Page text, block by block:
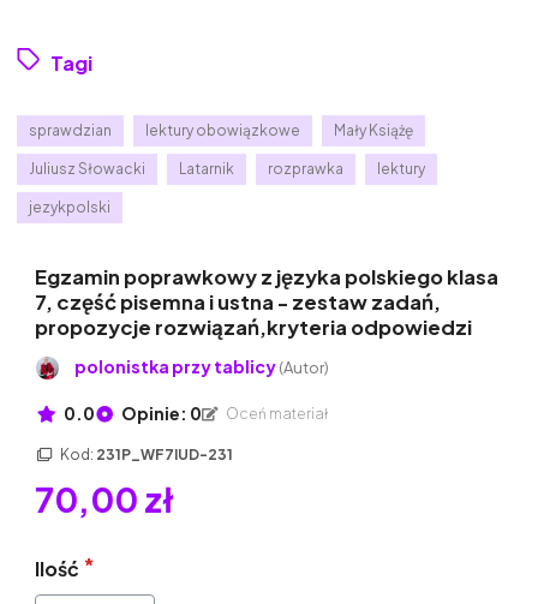
Tagi
sprawdzian lektury obowiązkowe Mały Książę
Juliusz Słowacki Latarnik rozprawka lektury
jezykpolski
Egzamin poprawkowy z języka polskiego klasa
7, część pisemna i ustna - zestaw zadań,
propozycje rozwiązań,kryteria odpowiedzi
polonistka przy tablicy(Autor)
0.0 Opinie: 0 Oceń materiał
Kod: 231P_WF7IUD-231
70,00 zł
Ilość